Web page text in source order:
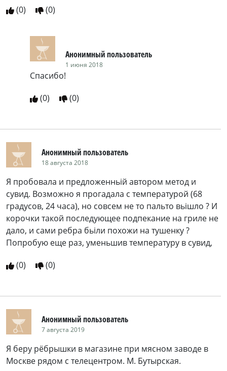
(0) (0)
Анонимный пользователь
1 июня 2018
Спасибо!
(0) (0)
Анонимный пользователь
18 августа 2018
Я пробовала и предложенньій автором метод и
сувид. Возможно я прогадала с температурой (68
градусов, 24 часа), но совсем не то пальто вьішло ? И
корочки такой последующее подпекание на гриле не
дало, и сами ребра бьіли похожи на тушенку ?
Попробую еще раз, уменьшив температуру в сувид,
(0) (0)
Анонимный пользователь
7 августа 2019
Я беру рёбрышки в магазине при мясном заводе в
Москве рядом с телецентром. М. Бутырская.